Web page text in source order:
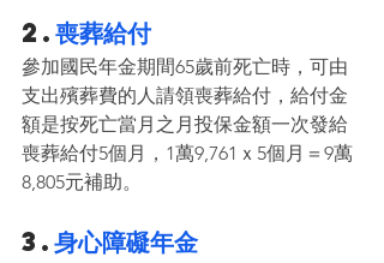
2.喪葬給付
參加國民年金期間65歲前死亡時，可由
支出殯葬費的人請領喪葬給付，給付金
額是按死亡當月之月投保金額一次發給
喪葬給付5個月，1萬9,761ｘ5個月＝9萬
8,805元補助。
3.身心障礙年金